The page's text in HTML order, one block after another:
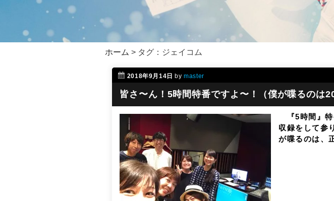
ホーム > タグ：ジェイコム
2018年9月14日 bymaster
皆さ〜ん！5時間特番ですよ〜！（僕が喋るのは
『5時間』特
収録をして参
が喋るのは、